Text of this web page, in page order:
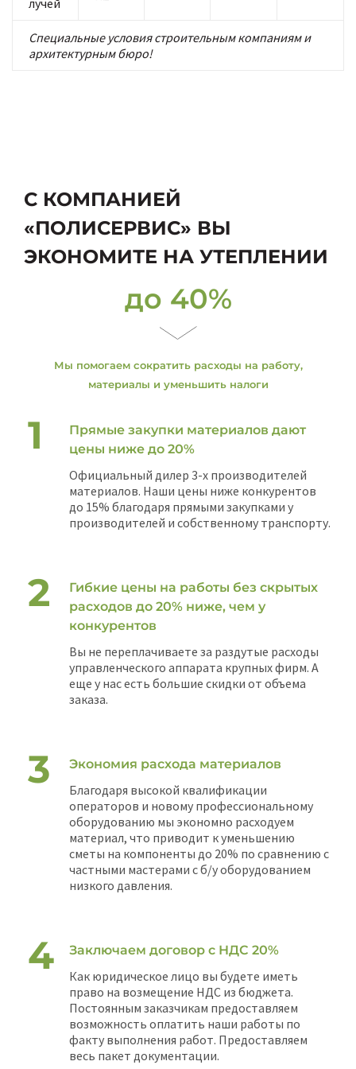
лучей
Специальные условия строительным компаниям и
архитектурным бюро!
С КОМПАНИЕЙ
«ПОЛИСЕРВИС» ВЫ
ЭКОНОМИТЕ НА УТЕПЛЕНИИ
до 40%
Мы помогаем сократить расходы на работу,
материалы и уменьшить налоги
Прямые закупки материалов дают
цены ниже до 20%
Официальный дилер 3-х производителей
материалов. Наши цены ниже конкурентов
до 15% благодаря прямыми закупками у
производителей и собственному транспорту.
Гибкие цены на работы без скрытых
расходов до 20% ниже, чем у
конкурентов
Вы не переплачиваете за раздутые расходы
управленческого аппарата крупных фирм. А
еще у нас есть большие скидки от объема
заказа.
Экономия расхода материалов
Благодаря высокой квалификации
операторов и новому профессиональному
оборудованию мы экономно расходуем
материал, что приводит к уменьшению
сметы на компоненты до 20% по сравнению с
частными мастерами с б/у оборудованием
низкого давления.
Заключаем договор с НДС 20%
Как юридическое лицо вы будете иметь
право на возмещение НДС из бюджета.
Постоянным заказчикам предоставляем
возможность оплатить наши работы по
факту выполнения работ. Предоставляем
весь пакет документации.